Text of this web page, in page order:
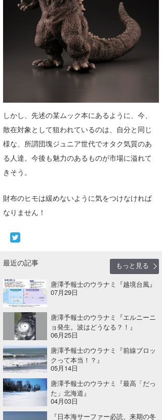
しかし、先述の某ムック本にあるように、今、
散在対象として狙われているのは、自分と同じ
様な、所謂団塊ジュニア世代でオタク気質のあ
る人達。今後も魅力のあるものが市場に溢れて
きそう。
財布のヒモは緩めないように気をつけなければ
なりません！
最近の記事
もっと見る
唐澤予報士のウラナミ『越境台風』
07月29日
唐澤予報士のウラナミ『エルニーニ
ョ発生。波はどうなる？！』
06月25日
唐澤予報士のウラナミ『前線ブロッ
クって本当！？』
05月14日
唐澤予報士のウラナミ『最高「だっ
た」北海道』
04月03日
『日本海サーファー必読、来期の冬